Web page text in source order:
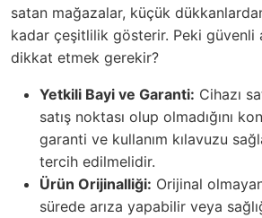
satan mağazalar, küçük
kadar çeşitlilik gösterir. Peki güvenli
dikkat etmek gerekir?
Yetkili Bayi ve Garanti: Cihazı
satış noktası olup olmadığını
garanti ve kullanım kılavuzu
tercih edilmelidir.
Ürün Orijinalliği: Orijinal
sürede arıza yapabilir veya